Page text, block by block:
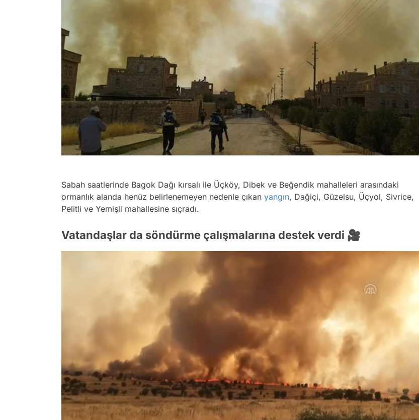
Sabah saatlerinde Bagok Dağı kırsalı ile Üçköy, Dibek ve Beğendik mahalleleri arasındaki
ormanlık alanda henüz belirlenemeyen nedenle çıkan yangın, Dağiçi, Güzelsu, Üçyol, Sivrice,
Pelitli ve Yemişli mahallesine sıçradı.
Vatandaşlar da söndürme çalışmalarına destek verdi 🎥